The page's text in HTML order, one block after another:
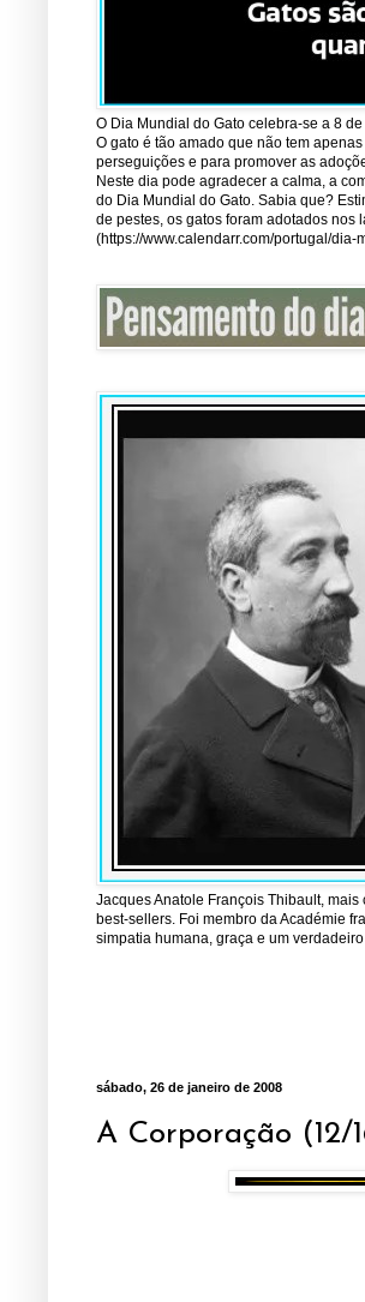
O Dia Mundial do Gato celebra-se a 8
O gato é tão amado que não tem
perseguições e para promover as
Neste dia pode agradecer a calma, a
do Dia Mundial do Gato. Sabia que?
de pestes, os gatos foram adotados nos
(https://www.calendarr.com/portugal/dia-
Jacques Anatole François Thibault,
best-sellers. Foi membro da Académie
simpatia humana, graça e um
sábado, 26 de janeiro de 2008
A Corporação (12/